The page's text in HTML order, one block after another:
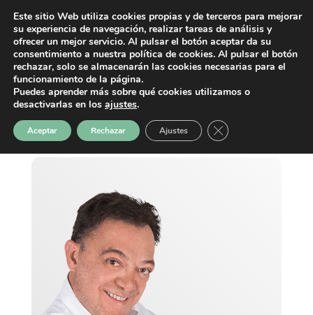
Este sitio Web utiliza cookies propias y de terceros para mejorar
su experiencia de navegación, realizar tareas de análisis y
ofrecer un mejor servicio. Al pulsar el botón aceptar da su
consentimiento a nuestra política de cookies. Al pulsar el botón
rechazar, solo se almacenarán las cookies necesarias para el
funcionamiento de la página.
Puedes aprender más sobre qué cookies utilizamos o
desactivarlas en los ajustes.
Aceptar Rechazar Ajustes Cerrar el banner de